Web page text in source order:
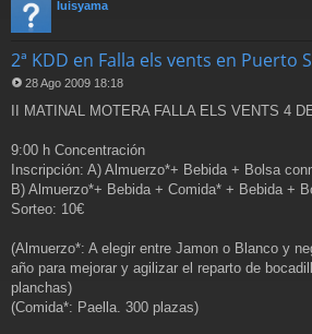
luisyama
2ª KDD en Falla els vents en Puerto
e
s
j
e
28 Ago 2009 18:18
II MATINAL MOTERA FALLA ELS VENTS 4
9:00 h Concentración
Inscripción: A) Almuerzo*+ Bebida + Bolsa
B) Almuerzo*+ Bebida + Comida* + Bebida +
Sorteo: 10€
(Almuerzo*: A elegir entre Jamon o Blanco y
año para mejorar y agilizar el reparto de
planchas)
(Comida*: Paella. 300 plazas)